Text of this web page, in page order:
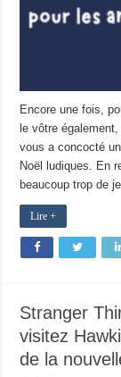
Encore une fois,
le vôtre
vous a concocté
Noël ludiques. En
beaucoup trop de
Lire +
Stranger
visitez
de la